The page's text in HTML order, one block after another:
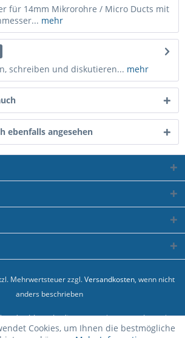
für 14mm Mikrorohre / Micro Ducts mit
mehr
schreiben und diskutieren... mehr
ebenfalls angesehen
Mehrwertsteuer zzgl.Versandkosten, wenn nicht
anders beschrieben
und Zahlungsbedingungen
Datenschutz
Cookies, um Ihnen die bestmögliche